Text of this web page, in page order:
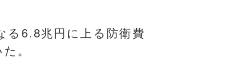
る6.8兆円に上る防衛費
。